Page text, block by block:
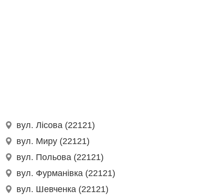
вул. Лісова (22121)
вул. Миру (22121)
вул. Польова (22121)
вул. Фурманівка (22121)
вул. Шевченка (22121)